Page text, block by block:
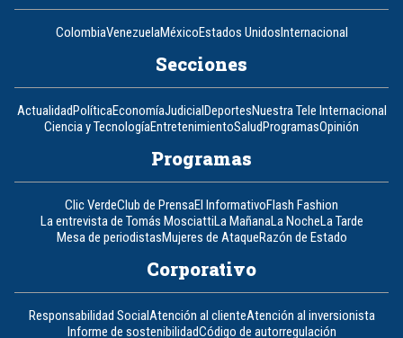
ColombiaVenezuelaMéxicoEstados UnidosInternacional
Secciones
ActualidadPolíticaEconomíaJudicialDeportesNuestra Tele Internacional
Ciencia y TecnologíaEntretenimientoSaludProgramasOpinión
Programas
Clic VerdeClub de PrensaEl InformativoFlash Fashion
La entrevista de Tomás MosciattiLa MañanaLa NocheLa Tarde
Mesa de periodistasMujeres de AtaqueRazón de Estado
Corporativo
Responsabilidad SocialAtención al clienteAtención al inversionista
Informe de sostenibilidadCódigo de autorregulación